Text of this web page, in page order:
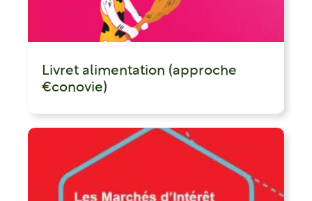
Livret alimentation (approche
€conovie)